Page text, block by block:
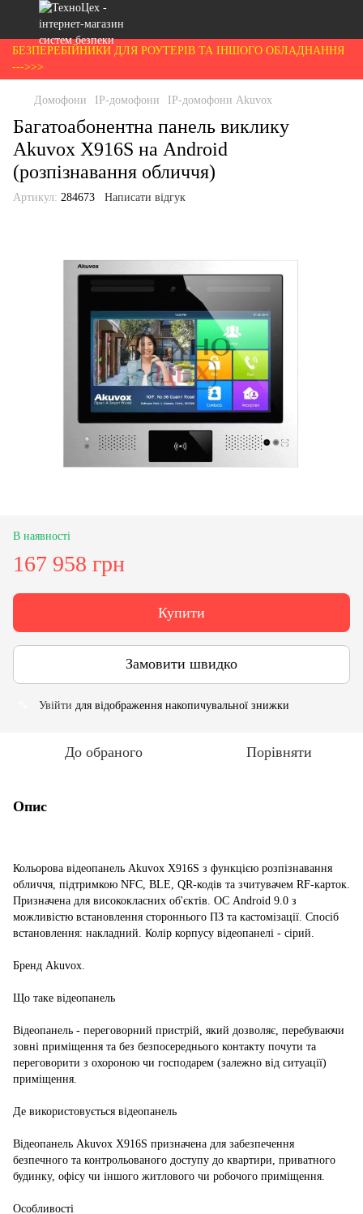
БЕЗПЕРЕБІЙНИКИ ДЛЯ РОУТЕРІВ ТА ІНШОГО ОБЛАДНАННЯ
--->>>
Домофони IP-домофони IP-домофони Akuvox
Багатоабонентна панель виклику
Akuvox X916S на Android
(розпізнавання обличчя)
Артикул: 284673 Написати відгук
В наявності
167 958 грн
Купити
Замовити швидко
Увійти для відображення накопичувальної знижки
До обраного Порівняти
Опис
Кольорова відеопанель Akuvox X916S з функцією розпізнавання
обличчя, підтримкою NFC, BLE, QR-кодів та зчитувачем RF-карток.
Призначена для висококласних об'єктів. ОС Android 9.0 з
можливістю встановлення стороннього ПЗ та кастомізації. Спосіб
встановлення: накладний. Колір корпусу відеопанелі - сірий.
Бренд Akuvox.
Що таке відеопанель
Відеопанель - переговорний пристрій, який дозволяє, перебуваючи
зовні приміщення та без безпосереднього контакту почути та
переговорити з охороною чи господарем (залежно від ситуації)
приміщення.
Де використовується відеопанель
Відеопанель Akuvox X916S призначена для забезпечення
безпечного та контрольованого доступу до квартири, приватного
будинку, офісу чи іншого житлового чи робочого приміщення.
Особливості